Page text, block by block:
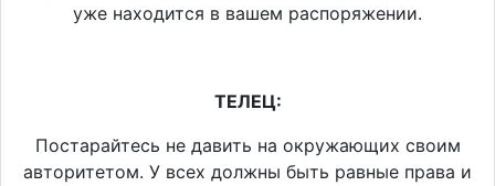
уже находится в вашем распоряжении.
ТЕЛЕЦ:
Постарайтесь не давить на окружающих своим
авторитетом. У всех должны быть равные права и